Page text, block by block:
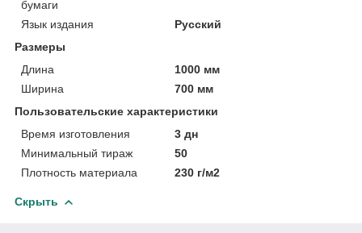
бумаги
Язык издания
Русский
Размеры
Длина
1000 мм
Ширина
700 мм
Пользовательские характеристики
Время изготовления
3 дн
Минимальный тираж
50
Плотность материала
230 г/м2
Скрыть